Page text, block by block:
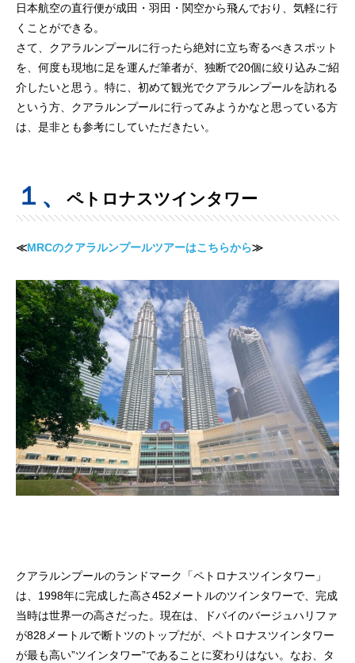
日本航空の直行便が成田・羽田・関空から飛んでおり、気軽に行
くことができる。
さて、クアラルンプールに行ったら絶対に立ち寄るべきスポット
を、何度も現地に足を運んだ筆者が、独断で20個に絞り込みご紹
介したいと思う。特に、初めて観光でクアラルンプールを訪れる
という方、クアラルンプールに行ってみようかなと思っている方
は、是非とも参考にしていただきたい。
１、 ペトロナスツインタワー
≪MRCのクアラルンプールツアーはこちらから≫
クアラルンプールのランドマーク「ペトロナスツインタワー」
は、1998年に完成した高さ452メートルのツインタワーで、完成
当時は世界一の高さだった。現在は、ドバイのバージュハリファ
が828メートルで断トツのトップだが、ペトロナスツインタワー
が最も高い”ツインタワー”であることに変わりはない。なお、タ